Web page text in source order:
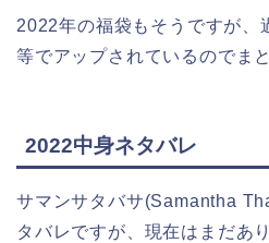
2022年の福袋もそうですが、
等でアップされているのでま
2022中身ネタバレ
サマンサタバサ(Samantha
タバレですが、現在はまだあ